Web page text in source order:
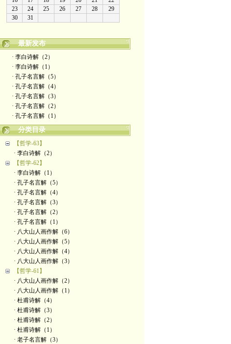
最新发布
· 李白诗解（2）
· 李白诗解（1）
· 孔子名言解（5）
· 孔子名言解（4）
· 孔子名言解（3）
· 孔子名言解（2）
· 孔子名言解（1）
分类目录
【哲学-63】
· 李白诗解（2）
【哲学-62】
· 李白诗解（1）
· 孔子名言解（5）
· 孔子名言解（4）
· 孔子名言解（3）
· 孔子名言解（2）
· 孔子名言解（1）
· 八大山人画作解（6）
· 八大山人画作解（5）
· 八大山人画作解（4）
· 八大山人画作解（3）
【哲学-61】
· 八大山人画作解（2）
· 八大山人画作解（1）
· 杜甫诗解（4）
· 杜甫诗解（3）
· 杜甫诗解（2）
· 杜甫诗解（1）
· 老子名言解（3）